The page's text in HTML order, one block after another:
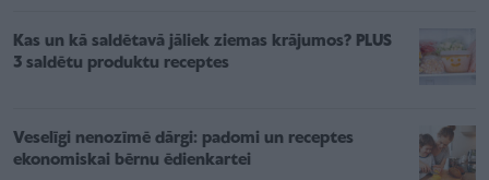
Kas un kā saldētavā jāliek ziemas krājumos? PLUS
3 saldētu produktu receptes
Veselīgi nenozīmē dārgi: padomi un receptes
ekonomiskai bērnu ēdienkartei